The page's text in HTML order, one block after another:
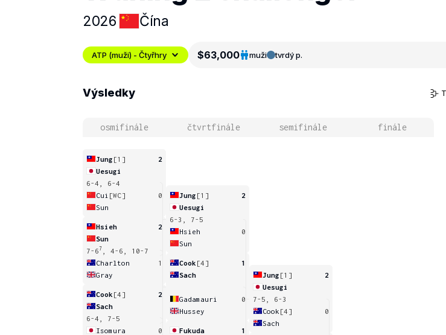
2026 Čína
ATP (muži) - Čtyřhry $63,000 muži tvrdý p.
Výsledky
osmifinále čtvrtfinále semifinále finále
Jung [1]
2
Uesugi
6-4, 6-4
Cui [WC]
0
Sun
Hsieh
2
Sun
7-67
, 4-6, 10-7
Charlton
1
Gray
Cook [4]
2
Sach
6-4, 7-5
Isomura
0
Jung [1]
2
Uesugi
6-3, 7-5
Hsieh
0
Sun
Cook [4]
1
Sach
Gadamauri
0
Hussey
Fukuda
1
Jung [1]
2
Uesugi
7-5, 6-3
Cook [4]
0
Sach